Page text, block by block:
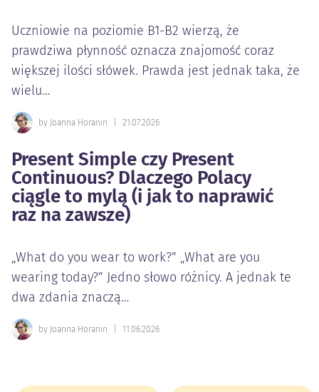
Uczniowie na poziomie B1-B2 wierzą, że
prawdziwa płynność oznacza znajomość coraz
większej ilości słówek. Prawda jest jednak taka, że
wielu…
by Joanna Horanin 21.07.2026
Present Simple czy Present
Continuous? Dlaczego Polacy
ciągle to mylą (i jak to naprawić
raz na zawsze)
„What do you wear to work?” „What are you
wearing today?” Jedno słowo różnicy. A jednak te
dwa zdania znaczą…
by Joanna Horanin 11.06.2026